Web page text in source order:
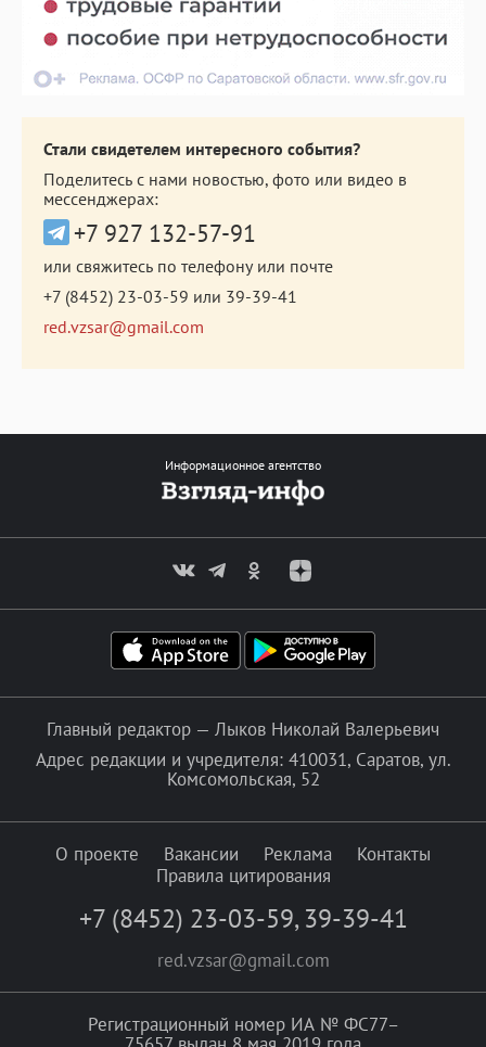
Стали свидетелем интересного события?
Поделитесь с нами новостью, фото или видео в
мессенджерах:
+7 927 132-57-91
или свяжитесь по телефону или почте
+7 (8452) 23-03-59 или 39-39-41
red.vzsar@gmail.com
Информационное агентство
Главный редактор — Лыков Николай Валерьевич
Адрес редакции и учредителя: 410031, Саратов, ул.
Комсомольская, 52
О проекте Вакансии Реклама
Контакты
Правила цитирования
+7 (8452) 23-03-59, 39-39-41
red.vzsar@gmail.com
Регистрационный номер ИА № ФС77–